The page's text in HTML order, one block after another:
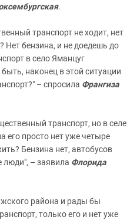
.
транспорт не ходит, нет
Нет бензина, и не доедешь до
в село Яманцуг
наконец в этой ситуации
– спросила Франгиза
транспорт, но в селе
его просто нет уже четыре
Бензина нет, автобусов
люди", – заявила Флорида
района и рады бы
только его и нет уже